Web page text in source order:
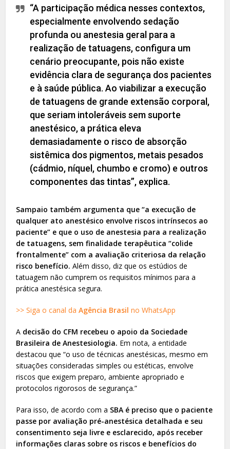
“A participação médica nesses contextos,
especialmente envolvendo sedação
profunda ou anestesia geral para a
realização de tatuagens, configura um
cenário preocupante, pois não existe
evidência clara de segurança dos pacientes
e à saúde pública. Ao viabilizar a execução
de tatuagens de grande extensão corporal,
que seriam intoleráveis sem suporte
anestésico, a prática eleva
demasiadamente o risco de absorção
sistêmica dos pigmentos, metais pesados
(cádmio, níquel, chumbo e cromo) e outros
componentes das tintas”, explica.
Sampaio também argumenta que “a execução de
qualquer ato anestésico envolve riscos intrínsecos ao
paciente” e que o uso de anestesia para a realização
de tatuagens, sem finalidade terapêutica “colide
frontalmente” com a avaliação criteriosa da relação
risco benefício. Além disso, diz que os estúdios de
tatuagem não cumprem os requisitos mínimos para a
prática anestésica segura.
>> Siga o canal daAgência Brasil no WhatsApp
A decisão do CFM recebeu o apoio da Sociedade
Brasileira de Anestesiologia. Em nota, a entidade
destacou que “o uso de técnicas anestésicas, mesmo em
situações consideradas simples ou estéticas, envolve
riscos que exigem preparo, ambiente apropriado e
protocolos rigorosos de segurança.”
Para isso, de acordo com a SBA é preciso que o paciente
passe por avaliação pré-anestésica detalhada e seu
consentimento seja livre e esclarecido, após receber
informações claras sobre os riscos e benefícios do